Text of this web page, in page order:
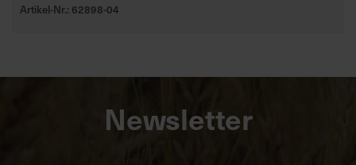
Artikel-Nr.: 62898-04
Newsletter